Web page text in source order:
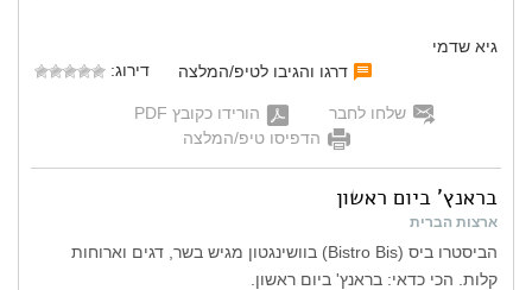
גיא שדמי
דרגו והגיבו לטיפ/המלצה
דירוג:
שלחו לחבר
הורידו כקובץ PDF
הדפיסו טיפ/המלצה
בראנץ' ביום ראשון
ארצות הברית
הביסטרו ביס (Bistro Bis) בוושינגטון מגיש בשר, דגים וארוחות
קלות. הכי כדאי: בראנץ' ביום ראשון.